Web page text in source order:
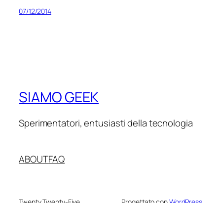
07/12/2014
SIAMO GEEK
Sperimentatori, entusiasti della tecnologia
ABOUTFAQ